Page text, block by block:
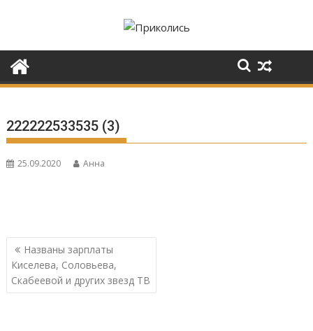
222222533535 (3)
25.09.2020 Анна
Навигация
по
записям
Названы зарплаты
Киселева, Соловьева,
Скабеевой и других звезд ТВ